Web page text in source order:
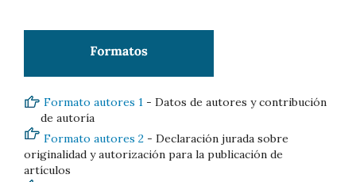
Formato autores 1 - Datos de autores y contribución
de autoría
Formato autores 2 - Declaración jurada sobre
originalidad y autorización para la publicación de
artículos